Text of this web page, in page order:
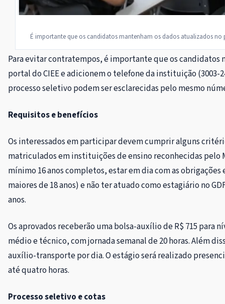
É importante que os candidatos mantenham os dados atualizados no
Para evitar contratempos, é importante que os candidatos
portal do CIEE e adicionem o telefone da instituição (3003-
processo seletivo podem ser esclarecidas pelo mesmo
Requisitos e benefícios
Os interessados em participar devem cumprir alguns
matriculados em instituições de ensino reconhecidas pelo
mínimo 16 anos completos, estar em dia com as
maiores de 18 anos) e não ter atuado como estagiário no
anos.
Os aprovados receberão uma bolsa-auxílio de R$ 715 para
médio e técnico, com jornada semanal de 20 horas. Além
auxílio-transporte por dia. O estágio será realizado
até quatro horas.
Processo seletivo e cotas